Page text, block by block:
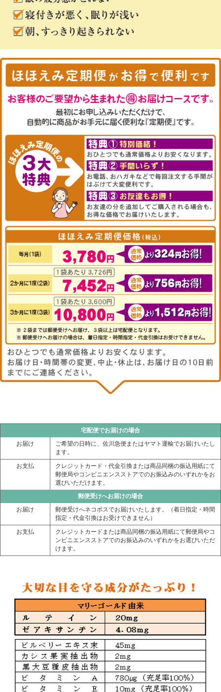
宅配便でお届けの場合
お届け
ご希望の日時に、佐川急便またはヤマト運輸でお届けいたし
ます。
お支払
クレジットカード・代金引換または商品同梱の振込用紙にて
郵便局やコンビニエンスストアでのお振込みのいずれかをお
選びいただけます。
郵便受けへお届けの場合
お届け
郵便受けへネコポスでお届けいたします。（着日指定・時間
指定・代金引換はお受けできません）
お支払
クレジットカードまたは商品同梱の振込用紙にて郵便局やコ
ンビニエンスストアでのお振込みのいずれかをお選びいただ
けます。